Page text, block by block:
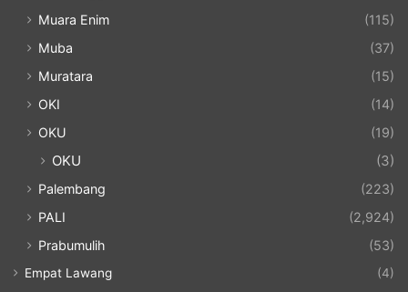
Muara Enim
(115)
Muba
(37)
Muratara
(15)
OKI
(14)
OKU
(19)
OKU (3)
Palembang
(223)
PALI
(2,924)
Prabumulih
(53)
Empat Lawang
(4)